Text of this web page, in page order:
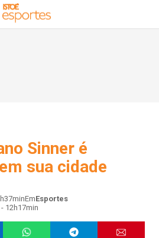
Sinner é
sua cidade
EmEsportes
12h17min